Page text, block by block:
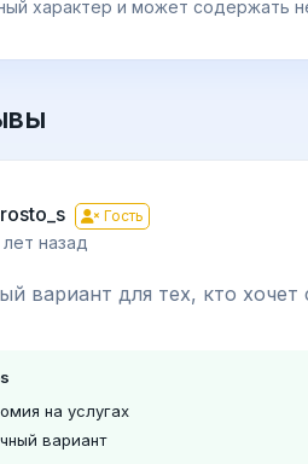
характер и может содержать
Гость
лет назад
вариант для тех, кто хочет
на услугах
вариант